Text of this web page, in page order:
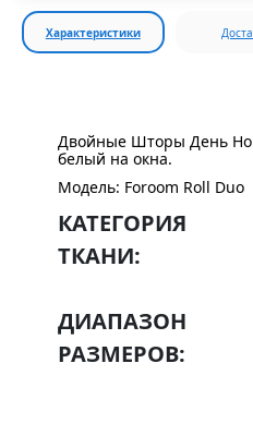
Характеристики
Двойные Шторы День
белый на окна.
Модель: Foroom Roll Duo
КАТЕГОРИЯ
ТКАНИ:
ДИАПАЗОН
РАЗМЕРОВ: